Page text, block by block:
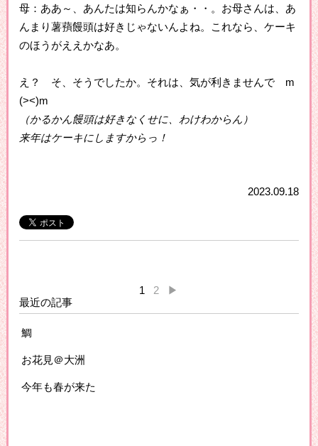
母：ああ～、あんたは知らんかなぁ・・。お母さんは、あ
んまり薯蕷饅頭は好きじゃないんよね。これなら、ケーキ
のほうがええかなあ。
え？ そ、そうでしたか。それは、気が利きませんで m
(><)m
（かるかん饅頭は好きなくせに、わけわからん）
来年はケーキにしますからっ！
2023.09.18
1 2
▶
最近の記事
鯛
お花見＠大洲
今年も春が来た